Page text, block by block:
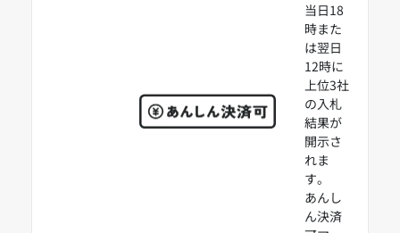
当日18
時また
は翌日
12時に
上位3社
の入札
結果が
開示さ
れま
す。
あんし
ん決済